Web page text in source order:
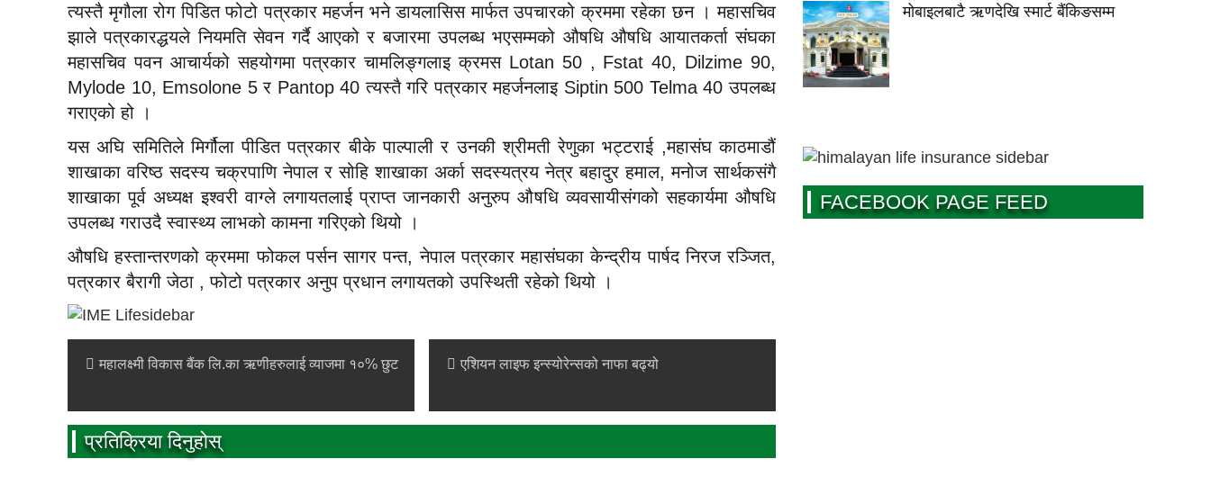
त्यस्तै मृगौला रोग पिडित फोटो पत्रकार महर्जन भने डायलासिस मार्फत उपचारको क्रममा रहेका छन । महासचिव
झाले पत्रकारद्धयले नियमति सेवन गर्दै आएको र बजारमा उपलब्ध भएसम्मको औषधि औषधि आयातकर्ता संघका
महासचिव पवन आचार्यको सहयोगमा पत्रकार चामलिङ्गलाइ क्रमस Lotan 50 , Fstat 40, Dilzime 90,
Mylode 10, Emsolone 5 र Pantop 40 त्यस्तै गरि पत्रकार महर्जनलाइ Siptin 500 Telma 40 उपलब्ध
गराएको हो ।
यस अघि समितिले मिर्गौला पीडित पत्रकार बीके पाल्पाली र उनकी श्रीमती रेणुका भट्टराई ,महासंघ काठमाडौं
शाखाका वरिष्ठ सदस्य चक्रपाणि नेपाल र सोहि शाखाका अर्का सदस्यत्रय नेत्र बहादुर हमाल, मनोज सार्थकसंगै
शाखाका पूर्व अध्यक्ष इश्वरी वाग्ले लगायतलाई प्राप्त जानकारी अनुरुप औषधि व्यवसायीसंगको सहकार्यमा औषधि
उपलब्ध गराउदै स्वास्थ्य लाभको कामना गरिएको थियो ।
औषधि हस्तान्तरणको क्रममा फोकल पर्सन सागर पन्त, नेपाल पत्रकार महासंघका केन्द्रीय पार्षद निरज रञ्जित,
पत्रकार बैरागी जेठा , फोटो पत्रकार अनुप प्रधान लगायतको उपस्थिती रहेको थियो ।
महालक्ष्मी विकास बैंक लि.का ऋणीहरुलाई व्याजमा १०% छुट एशियन लाइफ इन्स्योरेन्सको नाफा बढ्यो
प्रतिक्रिया दिनुहोस्
मोबाइलबाटै ऋणदेखि स्मार्ट बैंकिङसम्म
FACEBOOK PAGE FEED